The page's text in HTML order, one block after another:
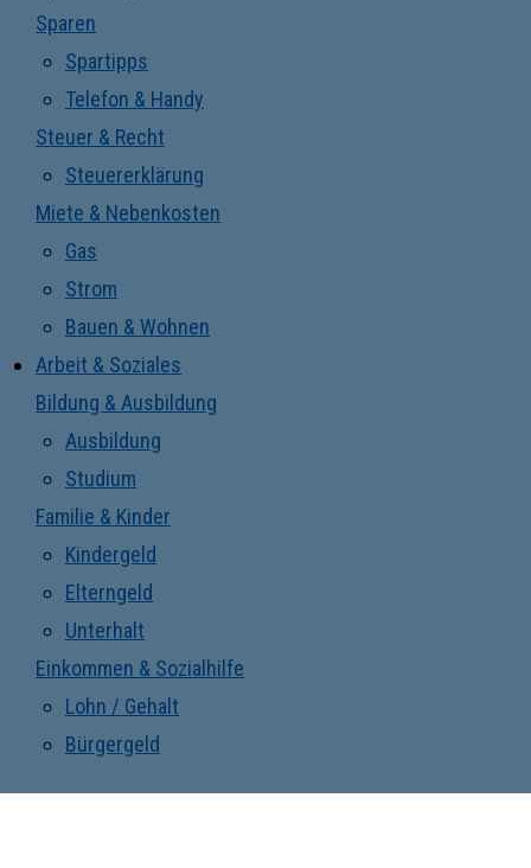
Sparen
Spartipps
Telefon & Handy
Steuer & Recht
Steuererklärung
Miete & Nebenkosten
Gas
Strom
Bauen & Wohnen
Arbeit & Soziales
Bildung & Ausbildung
Ausbildung
Studium
Familie & Kinder
Kindergeld
Elterngeld
Unterhalt
Einkommen & Sozialhilfe
Lohn / Gehalt
Bürgergeld